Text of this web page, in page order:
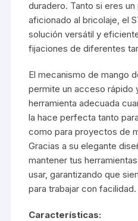
duradero. Tanto si eres
aficionado al bricolaje, el
solución versátil y
fijaciones de diferentes
El mecanismo de mango
permite un acceso rápido
herramienta adecuada
la hace perfecta tanto
como para proyectos de
Gracias a su elegante
mantener tus
usar, garantizando que
para trabajar con facilidad.
Características: